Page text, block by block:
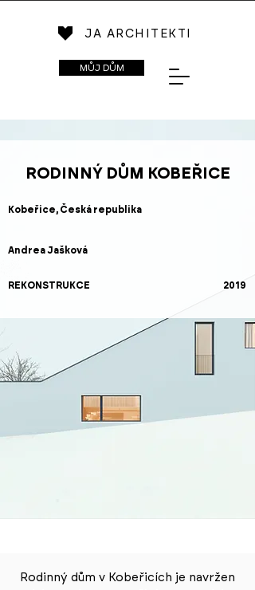
JA ARCHITEKTI
MŮJ DŮM
RODINNÝ DŮM KOBEŘICE
Kobeřice, Česká republika
Andrea Jašková
REKONSTRUKCE 2019
Rodinný dům v Kobeřicích je navržen